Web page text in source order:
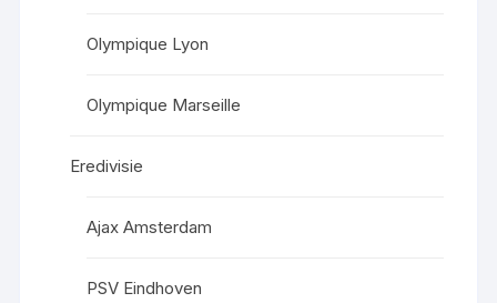
Olympique Lyon
Olympique Marseille
Eredivisie
Ajax Amsterdam
PSV Eindhoven